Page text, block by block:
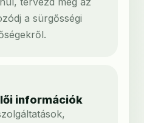
a sürgősségi
információk